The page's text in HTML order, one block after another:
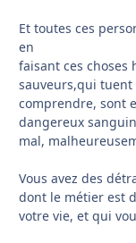
Et toutes ces
en
faisant ces
sauveurs,qui tuent
comprendre, sont
dangereux
mal,
Vous avez des
dont le métier est
votre vie, et qui